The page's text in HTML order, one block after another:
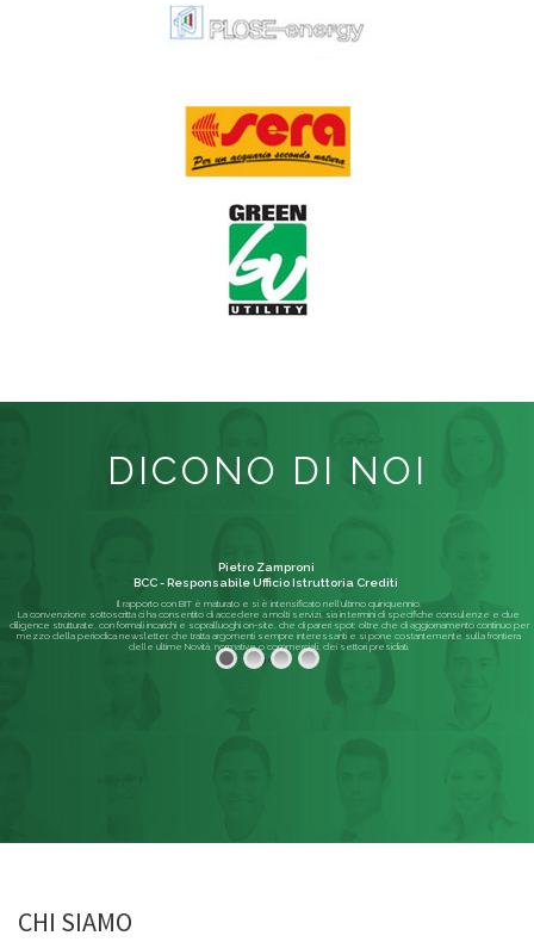
DICONO DI NOI
Il rapporto con BIT è maturato e si è intensificato nell'ultimo quinquennio.
La convenzione sottoscritta ci ha consentito di accedere a molti servizi, sia in termini di specifiche consulenze e due
diligence strutturate, con formali incarichi e sopralluoghi on-site, che di pareri spot; oltre che di aggiornamento continuo per
mezzo della periodica newsletter, che tratta argomenti sempre interessanti e si pone costantemente sulla frontiera
delle ultime Novità, normative o commerciali, dei settori presidiati.
Pietro Zamproni
BCC - Responsabile Ufficio Istruttoria Crediti
Leggi di più
CHI SIAMO